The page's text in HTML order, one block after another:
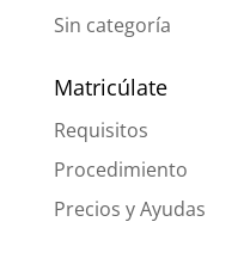
Sin categoría
Matricúlate
Requisitos
Procedimiento
Precios y Ayudas